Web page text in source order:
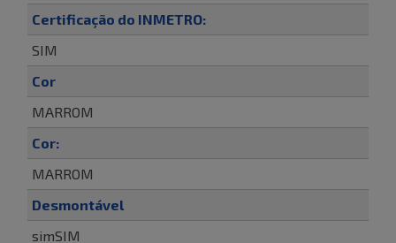
Certificação do INMETRO:
SIM
Cor
MARROM
Cor:
MARROM
Desmontável
simSIM